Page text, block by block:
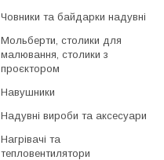
Човники та байдарки надувні
Мольберти, столики для
малювання, столики з
проєктором
Навушники
Надувні вироби та аксесуари
Нагрівачі та
тепловентилятори